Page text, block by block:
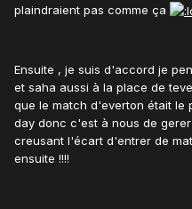
plaindraient pas comme ça
Ensuite , je suis d'accord je
et saha aussi à la place de
que le match d'everton était le
day donc c'est à nous de
creusant l'écart d'entrer de
ensuite !!!!